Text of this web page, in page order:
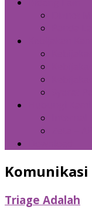
Komunikasi
Triage Adalah